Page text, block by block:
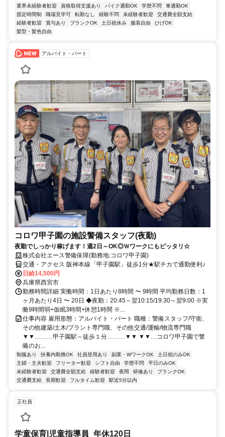
業界未経験者歓迎 資格取得支援あり バイク通勤OK 学歴不問
車通勤OK
固定時間制
職場見学可 転勤なし 経験不問 未経験者歓迎
交通費全額支給
経験者歓迎
賞与あり ブランクOK 土日祝休み 服装自由
ひげOK
髪型・髪色自由
アルバイト・パート
コロワ甲子園の施設警備スタッフ(夜勤)
夜勤でしっかり稼げます！週2日～OK◎Ｗワークにもピッタリ☆
株式会社エース警備保障(勤務地:コロワ甲子園)
交通・アクセス 阪神本線「甲子園駅」徒歩1分★駅チカで通勤便利♪
日給14,500円
兵庫県西宮市
勤務時間詳細 実働時間：1日あたり8時間 〜 9時間 平均勤務日数：1
ヶ月あたり4日 〜 20日 ◆夜勤：20:45～翌10:15/19:30～翌9:00 ※実
働9時間弱+仮眠3時間+休憩1時間 ※...
仕事内容 雇用形態：アルバイト・パート 職種：警備スタッフ/守衛、
その他建築/土木/プラント専門職、その他交通/運輸/物流専門職
▼▼………甲子園駅～徒歩１分………▼▼ ▼▼…コロワ甲子園で警
備のお...
制服あり 扶養内勤務OK 社員登用あり 副業・WワークOK
土日祝のみOK
主婦・主夫歓迎
フリーター歓迎 シフト自由 学歴不問
平日のみOK
未経験者歓迎
交通費全額支給 経験者歓迎 夜間 研修あり
ブランクOK
交通費支給
長期歓迎 フルタイム歓迎 駅近5分以内
正社員
学童保育|児童指導員_年休120日